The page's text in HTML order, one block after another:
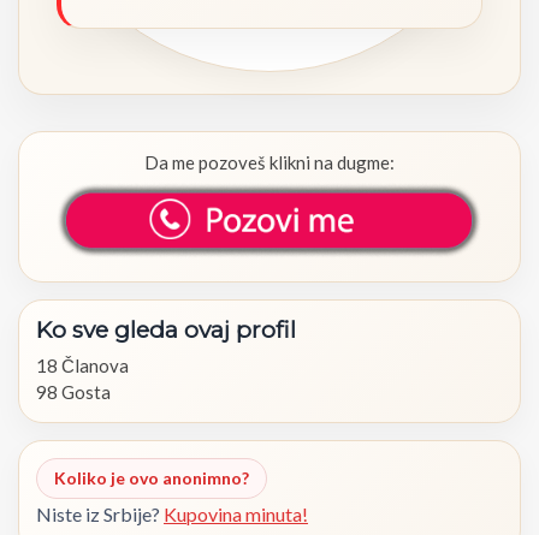
Da me pozoveš klikni na dugme:
Ko sve gleda ovaj profil
18 Članova
98 Gosta
Koliko je ovo anonimno?
Niste iz Srbije? Kupovina minuta!